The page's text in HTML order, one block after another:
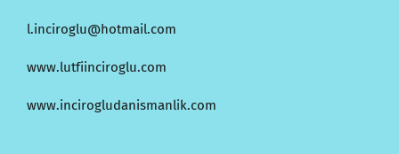
l.inciroglu@hotmail.com
www.lutfiinciroglu.com
www.incirogludanismanlik.com